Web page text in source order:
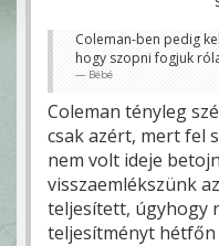
Coleman-ben pedig
hogy szopni fogjuk
Bébé
Coleman tényleg
csak azért, mert fel
nem volt ideje
visszaemlékszünk
teljesített, úgyhogy
teljesítményt hétfőn